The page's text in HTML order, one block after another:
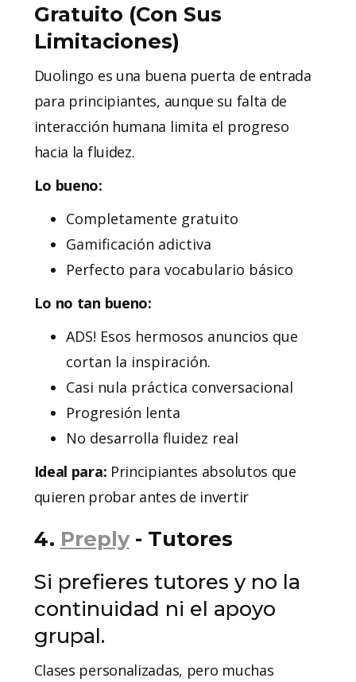
Gratuito (Con Sus
Limitaciones)
Duolingo es una buena puerta de entrada
para principiantes, aunque su falta de
interacción humana limita el progreso
hacia la fluidez.
Lo bueno:
Completamente gratuito
Gamificación adictiva
Perfecto para vocabulario básico
Lo no tan bueno:
ADS! Esos hermosos anuncios que
cortan la inspiración.
Casi nula práctica conversacional
Progresión lenta
No desarrolla fluidez real
Ideal para: Principiantes absolutos que
quieren probar antes de invertir
4. Preply- Tutores
Si prefieres tutores y no la
continuidad ni el apoyo
grupal.
Clases personalizadas, pero muchas